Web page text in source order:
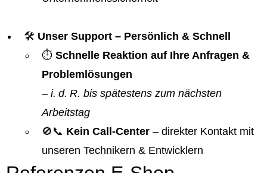
🛠️ Unser Support – Persönlich & Schnell
⏱️ Schnelle Reaktion auf Ihre Anfragen &
Problemlösungen
– i. d. R. bis spätestens zum nächsten
Arbeitstag
🚫📞 Kein Call-Center – direkter Kontakt mit
unseren Technikern & Entwicklern